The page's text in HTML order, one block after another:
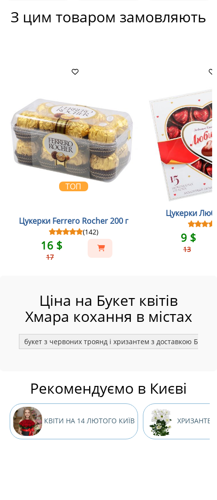
З цим товаром замовляють
ТОП
Цукерки Ferrero Rocher 200 г
(142)
16 $
17
Цукерки
9 $
13
Ціна на Букет квітів
Хмара кохання в містах
букет з червоних троянд і хризантем з доставкою Біла
Рекомендуємо в Києві
КВІТИ НА 14 ЛЮТОГО КИЇВ